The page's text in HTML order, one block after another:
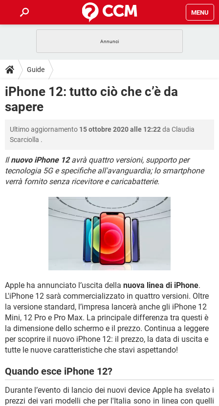
MENU
INTRATTENIMENTO
iOS WINDOWS 10
INSTAGRAM
HARDWARE
GUIDE
COVID-19
INTRATTENIMENTO ANDROID
INSTAGRAM WHATSAPP
HARDWARE
DOWNLOAD
COVID-19
iOS
INSTAGRAM WHATSAPP
TIKTOK FACEBOOK
FORUM
COVID-19 GAMING
iOS WINDOWS 10
INSTAGRAM WHATSAPP
FACEBOOK
GLOSSARIO
COVID-19 GAMING
INTRATTENIMENTO ANDROID
WHATSAPP
FACEBOOK
Guide
iPhone 12: tutto ciò che c’è da
sapere
Ultimo aggiornamento 15 ottobre 2020 alle 12:22da Claudia
Scarciolla .
Ilnuovo iPhone 12avrà quattro versioni, supporto per
tecnologia 5G e specifiche all'avanguardia; lo smartphone
verrà fornito senza ricevitore e caricabatterie.
Apple ha annunciato l’uscita della nuova linea di iPhone.
L'iPhone 12 sarà commercializzato in quattro versioni. Oltre
la versione standard, l’impresa lancerà anche gli iPhone 12
Mini, 12 Pro e Pro Max. La principale differenza tra questi è
la dimensione dello schermo e il prezzo. Continua a leggere
per scoprire il nuovo iPhone 12: il prezzo, la data di uscita e
tutte le nuove caratteristiche che stavi aspettando!
Quando esce iPhone 12?
Durante l’evento di lancio dei nuovi device Apple ha svelato i
prezzi dei vari modelli che per l'Italia sono in linea con quelli